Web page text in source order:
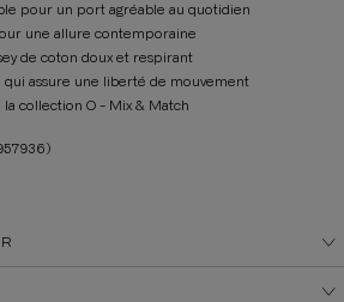
pour un port agréable au quotidien
une allure contemporaine
de coton doux et respirant
assure une liberté de mouvement
collection O - Mix & Match